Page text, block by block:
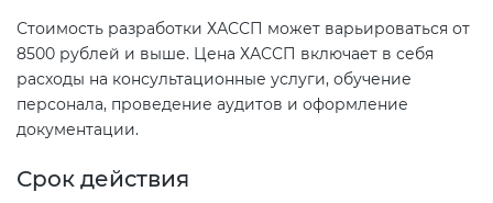
Стоимость разработки ХАССП может варьироваться от
8500 рублей и выше. Цена ХАССП включает в себя
расходы на консультационные услуги, обучение
персонала, проведение аудитов и оформление
документации.
Срок действия